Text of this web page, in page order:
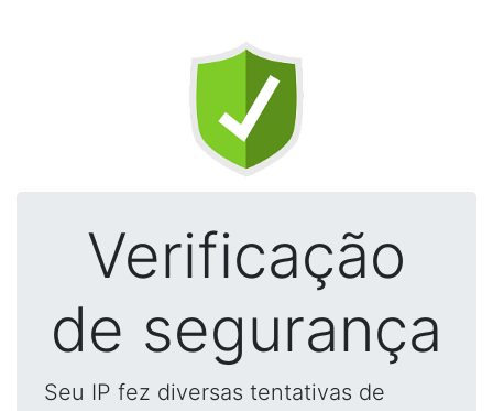
Verificação
de segurança
Seu IP fez diversas tentativas de